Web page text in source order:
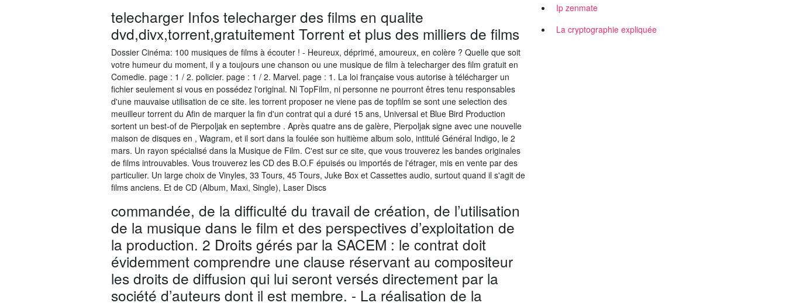
telecharger Infos telecharger des films en qualite
dvd,divx,torrent,gratuitement Torrent et plus des milliers de films
Dossier Cinéma: 100 musiques de films à écouter ! - Heureux, déprimé, amoureux, en colère ? Quelle que soit
votre humeur du moment, il y a toujours une chanson ou une musique de film à telecharger des film gratuit en
Comedie. page : 1 / 2. policier. page : 1 / 2. Marvel. page : 1. La loi française vous autorise à télécharger un
fichier seulement si vous en possédez l'original. Ni TopFilm, ni personne ne pourront êtres tenu responsables
d'une mauvaise utilisation de ce site. les torrent proposer ne viene pas de topfilm se sont une selection des
meuilleur torrent du Afin de marquer la fin d'un contrat qui a duré 15 ans, Universal et Blue Bird Production
sortent un best-of de Pierpoljak en septembre . Après quatre ans de galère, Pierpoljak signe avec une nouvelle
maison de disques en , Wagram, et il sort dans la foulée son huitième album solo, intitulé Général Indigo, le 2
mars. Un rayon spécialisé dans la Musique de Film. C'est sur ce site, que vous trouverez les bandes originales
de films introuvables. Vous trouverez les CD des B.O.F épuisés ou importés de l'étrager, mis en vente par des
particulier. Un large choix de Vinyles, 33 Tours, 45 Tours, Juke Box et Cassettes audio, surtout quand il s'agit de
films anciens. Et de CD (Album, Maxi, Single), Laser Discs
commandée, de la difficulté du travail de création, de l’utilisation
de la musique dans le film et des perspectives d’exploitation de
la production. 2 Droits gérés par la SACEM : le contrat doit
évidemment comprendre une clause réservant au compositeur
les droits de diffusion qui lui seront versés directement par la
société d’auteurs dont il est membre. - La réalisation de la
Ip zenmate
La cryptographie expliquée